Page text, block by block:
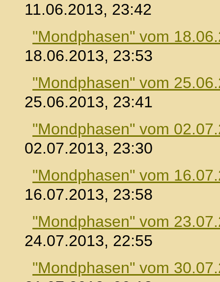
11.06.2013, 23:42
"Mondphasen" vom
18.06.2013, 23:53
"Mondphasen" vom
25.06.2013, 23:41
"Mondphasen" vom
02.07.2013, 23:30
"Mondphasen" vom
16.07.2013, 23:58
"Mondphasen" vom
24.07.2013, 22:55
"Mondphasen" vom